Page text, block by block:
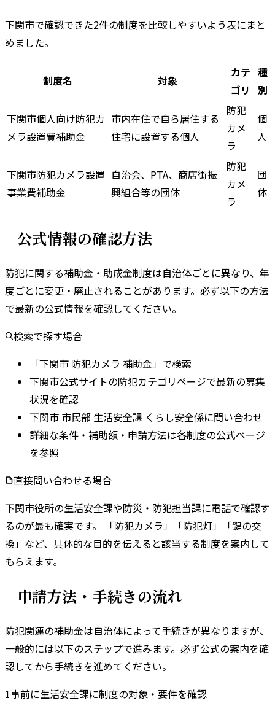
下関市で確認できた2件の制度を比較しやすいよう表にまと
めました。
制度名 対象
カテ
ゴリ
種
別
下関市個人向け防犯カ
メラ設置費補助金
市内在住で自ら居住する
住宅に設置する個人
防犯
カメ
ラ
個
人
下関市防犯カメラ設置
事業費補助金
自治会、PTA、商店街振
興組合等の団体
防犯
カメ
ラ
団
体
公式情報の確認方法
防犯に関する補助金・助成金制度は自治体ごとに異なり、年
度ごとに変更・廃止されることがあります。 必ず以下の方法
で最新の公式情報を確認してください。
検索で探す場合
「下関市 防犯カメラ 補助金」で検索
下関市公式サイトの防犯カテゴリページで最新の募集
状況を確認
下関市 市民部 生活安全課 くらし安全係に問い合わせ
詳細な条件・補助額・申請方法は各制度の公式ページ
を参照
直接問い合わせる場合
下関市役所の生活安全課や防災・防犯担当課に電話で確認す
るのが最も確実です。 「防犯カメラ」「防犯灯」「鍵の交
換」など、具体的な目的を伝えると該当する制度を案内して
もらえます。
申請方法・手続きの流れ
防犯関連の補助金は自治体によって手続きが異なりますが、
一般的には以下のステップで進みます。 必ず公式の案内を確
認してから手続きを進めてください。
1事前に生活安全課に制度の対象・要件を確認